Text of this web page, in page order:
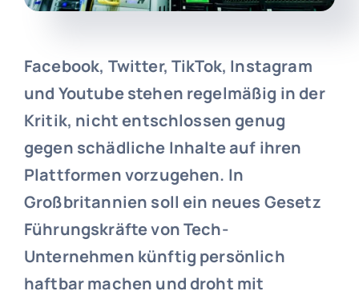
Facebook, Twitter, TikTok, Instagram
und Youtube stehen regelmäßig in der
Kritik, nicht entschlossen genug
gegen schädliche Inhalte auf ihren
Plattformen vorzugehen. In
Großbritannien soll ein neues Gesetz
Führungskräfte von Tech-
Unternehmen künftig persönlich
haftbar machen und droht mit